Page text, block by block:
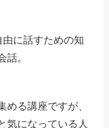
に話すための知
話。
める講座ですが、
気になっている人